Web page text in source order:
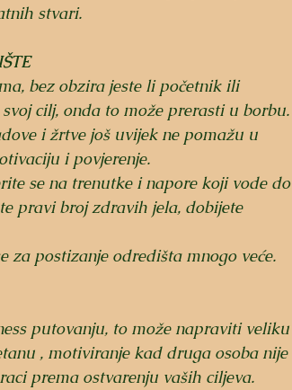
stvari.
bez obzira jeste li početnik ili
cilj, onda to može prerasti u borbu.
i žrtve još uvijek ne pomažu u
i povjerenje.
se na trenutke i napore koji vode do
pravi broj zdravih jela, dobijete
za postizanje odredišta mnogo veće.
putovanju, to može napraviti veliku
, motiviranje kad druga osoba nije
prema ostvarenju vaših ciljeva.